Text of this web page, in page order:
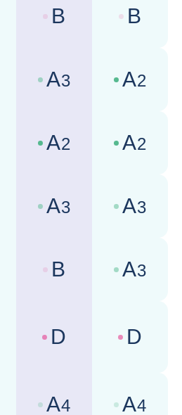
国家风险评级 :
B 商业环境评级
B
国家风险评级 :
A3 商业环境评级
A2
国家风险评级 :
A2 商业环境评级
A2
国家风险评级 :
A3 商业环境评级
A3
国家风险评级 :
B 商业环境评级
A3
国家风险评级 :
D 商业环境评级
D
A4 A4